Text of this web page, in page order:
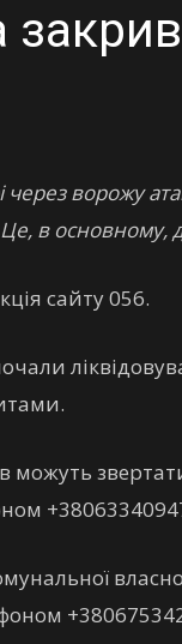
через ворожу
в основному,
сайту 056.